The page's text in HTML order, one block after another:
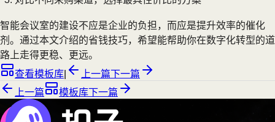
智能会议室的建设不应是企业的负担，而应是提升效率的催化
剂。通过本文介绍的省钱技巧，希望能帮助你在数字化转型的道
路上走得更稳、更远。
查看模板库
上一篇下一篇
上一篇
模板库下一篇